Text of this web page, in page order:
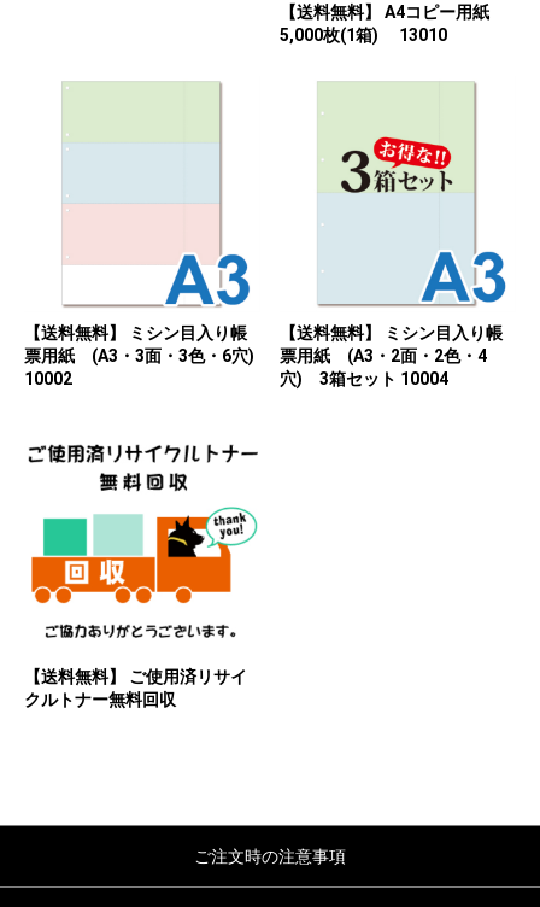
【送料無料】 A4コピー用紙
5,000枚(1箱) 13010
【送料無料】 ミシン目入り帳
票用紙 (A3・3面・3色・6穴)
10002
【送料無料】 ミシン目入り帳
票用紙 (A3・2面・2色・4
穴) 3箱セット 10004
【送料無料】 ご使用済リサイ
クルトナー無料回収
ご注文時の注意事項